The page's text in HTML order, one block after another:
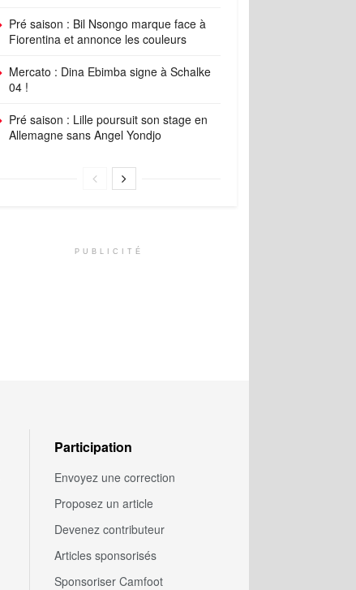
Pré saison : Bil Nsongo marque face à
Fiorentina et annonce les couleurs
Mercato : Dina Ebimba signe à Schalke
04 !
Pré saison : Lille poursuit son stage en
Allemagne sans Angel Yondjo
PUBLICITÉ
Participation
Envoyez une correction
Proposez un article
Devenez contributeur
Articles sponsorisés
Sponsoriser Camfoot